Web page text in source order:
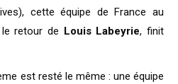
cette équipe de France au
retour de Louis Labeyrie, finit
est resté le même : une équipe